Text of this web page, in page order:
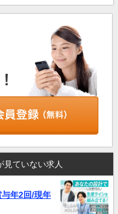
見ていない求人
年2回/現年